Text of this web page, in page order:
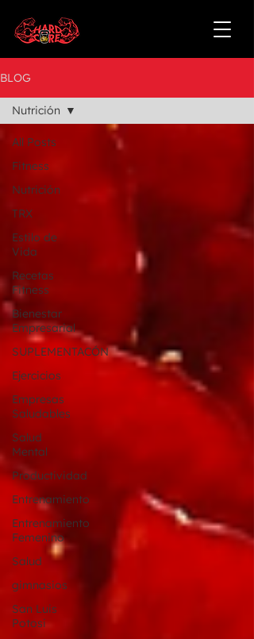
BLOG
All Posts
Fitness
Nutrición
TRX
Estilo de
Vida
Recetas
Fitness
Bienestar
Empresarial
SUPLEMENTACÓN
Ejercicios
Empresas
Saludables
Salud
Mental
Productividad
Entrenamiento
Entrenamiento
Femenino
Salud
gimnasios
San Luis
Potosi
Nutrición